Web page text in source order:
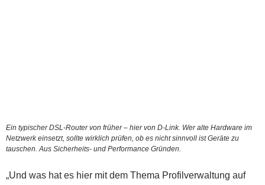
Ein typischer DSL-Router von früher – hier von D-Link. Wer alte Hardware im
Netzwerk einsetzt, sollte wirklich prüfen, ob es nicht sinnvoll ist Geräte zu
tauschen. Aus Sicherheits- und Performance Gründen.
„Und was hat es hier mit dem Thema Profilverwaltung auf